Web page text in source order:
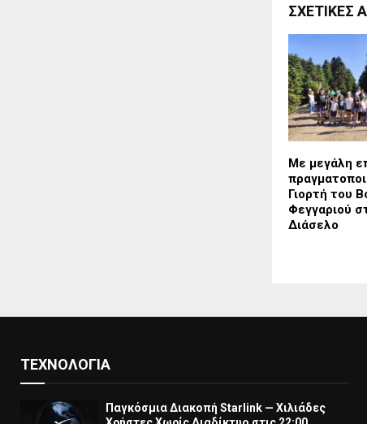
ΣΧΕΤΙΚΈΣ
Με μεγάλη
Γιορτή του
Φεγγαριού
Διάσελο
ΤΕΧΝΟΛΟΓΊΑ
Παγκόσμια Διακοπή Starlink — Χιλιάδες